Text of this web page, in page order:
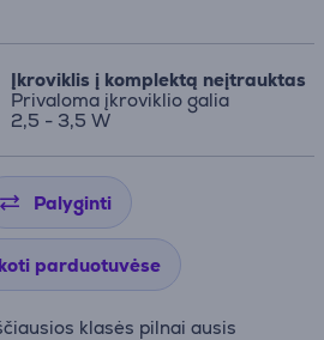
Įkroviklis į komplektą neįtrauktas
Privaloma įkroviklio galia
2,5 - 3,5 W
Palyginti
parduotuvėse
klasės pilnai ausis